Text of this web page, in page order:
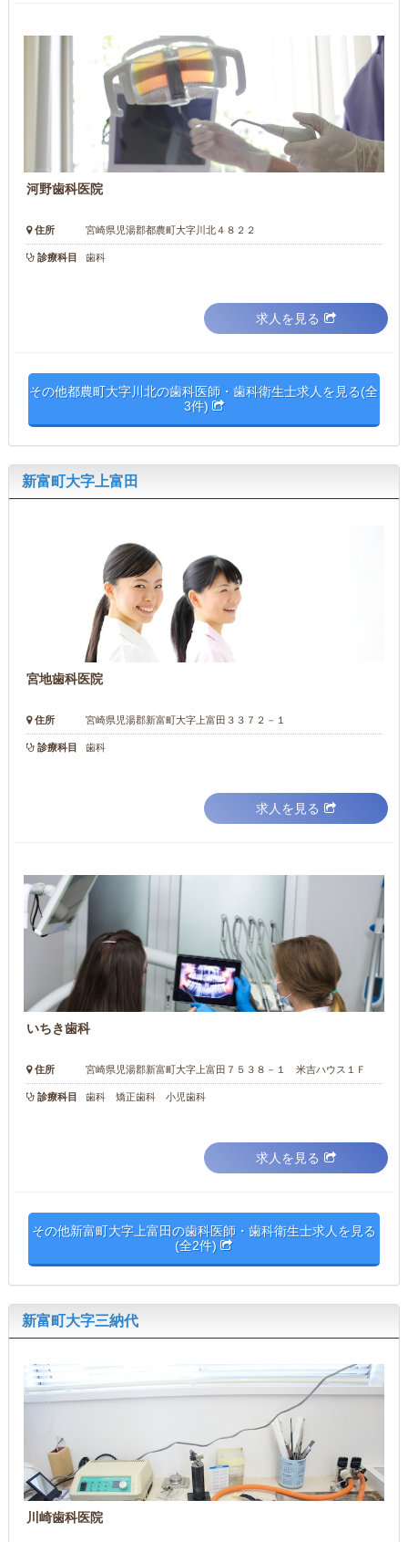
河野歯科医院
住所 宮崎県児湯郡都農町大字川北４８２２
診療科目 歯科
求人を見る
その他都農町大字川北の歯科医師・歯科衛生士求人を見る(全
3件)
新富町大字上富田
宮地歯科医院
住所 宮崎県児湯郡新富町大字上富田３３７２－１
診療科目 歯科
求人を見る
いちき歯科
住所 宮崎県児湯郡新富町大字上富田７５３８－１ 米吉ハウス１Ｆ
診療科目 歯科 矯正歯科 小児歯科
求人を見る
その他新富町大字上富田の歯科医師・歯科衛生士求人を見る
(全2件)
新富町大字三納代
川崎歯科医院